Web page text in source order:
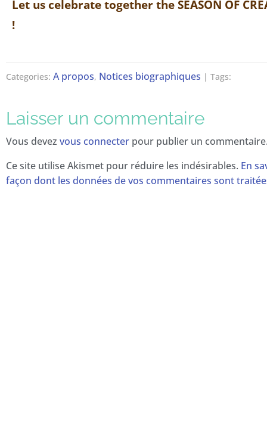
Let us celebrate together the SEASON OF
!
Categories: A propos, Notices biographiques | Tags:
Laisser un commentaire
Vous devez vous connecter pour publier un
Ce site utilise Akismet pour réduire les indésirables. En
façon dont les données de vos commentaires sont